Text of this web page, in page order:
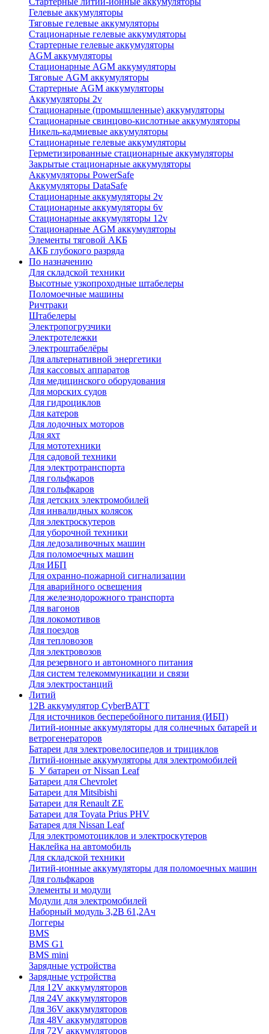
Гелевые аккумуляторы
Тяговые гелевые аккумуляторы
Стационарные гелевые аккумуляторы
Стартерные гелевые аккумуляторы
AGM аккумуляторы
Стационарные AGM аккумуляторы
Тяговые AGM аккумуляторы
Стартерные AGM аккумуляторы
Аккумуляторы 2v
Стационарные (промышленные) аккумуляторы
Стационарные свинцово-кислотные аккумуляторы
Никель-кадмиевые аккумуляторы
Стационарные гелевые аккумуляторы
Герметизированные стационарные аккумуляторы
Закрытые стационарные аккумуляторы
Аккумуляторы PowerSafe
Аккумуляторы DataSafe
Стационарные аккумуляторы 2v
Стационарные аккумуляторы 6v
Стационарные аккумуляторы 12v
Стационарные AGM аккумуляторы
Элементы тяговой АКБ
АКБ глубокого разряда
По назначению
Для складской техники
Высотные узкопроходные штабелеры
Поломоечные машины
Ричтраки
Штабелеры
Электропогрузчики
Электротележки
Электроштабелёры
Для альтернативной энергетики
Для кассовых аппаратов
Для медицинского оборудования
Для морских судов
Для гидроциклов
Для катеров
Для лодочных моторов
Для яхт
Для мототехники
Для садовой техники
Для электротранспорта
Для гольфкаров
Для гольфкаров
Для детских электромобилей
Для инвалидных колясок
Для электроскутеров
Для уборочной техники
Для ледозаливочных машин
Для поломоечных машин
Для ИБП
Для охранно-пожарной сигнализации
Для аварийного освещения
Для железнодорожного транспорта
Для вагонов
Для локомотивов
Для поездов
Для тепловозов
Для электровозов
Для резервного и автономного питания
Для систем телекоммуникации и связи
Для электростанций
Литий
12В аккумулятор CyberBATT
Для источников бесперебойного питания (ИБП)
Литий-ионные аккумуляторы для солнечных батарей и
ветрогенераторов
Батареи для электровелосипедов и трициклов
Литий-ионные аккумуляторы для электромобилей
Б_У батареи от Nissan Leaf
Батареи для Chevrolet
Батареи для Mitsibishi
Батареи для Renault ZE
Батареи для Toyata Prius PHV
Батарея для Nissan Leaf
Для электромотоциклов и электроскутеров
Наклейка на автомобиль
Для складской техники
Литий-ионные аккумуляторы для поломоечных машин
Для гольфкаров
Элементы и модули
Модули для электромобилей
Наборный модуль 3,2В 61,2Ач
Логгеры
BMS
BMS G1
BMS mini
Зарядные устройства
Зарядные устройства
Для 12V аккумуляторов
Для 24V аккумуляторов
Для 36V аккумуляторов
Для 48V аккумуляторов
Для 72V аккумуляторов